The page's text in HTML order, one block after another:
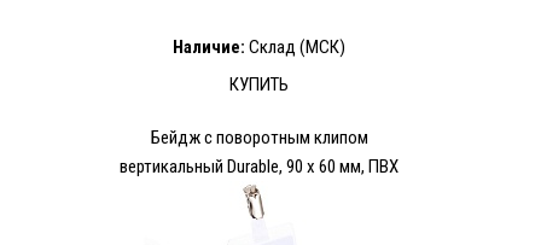
Наличие: Склад (МСК)
КУПИТЬ
Бейдж с поворотным клипом
вертикальный Durable, 90 х 60 мм, ПВХ